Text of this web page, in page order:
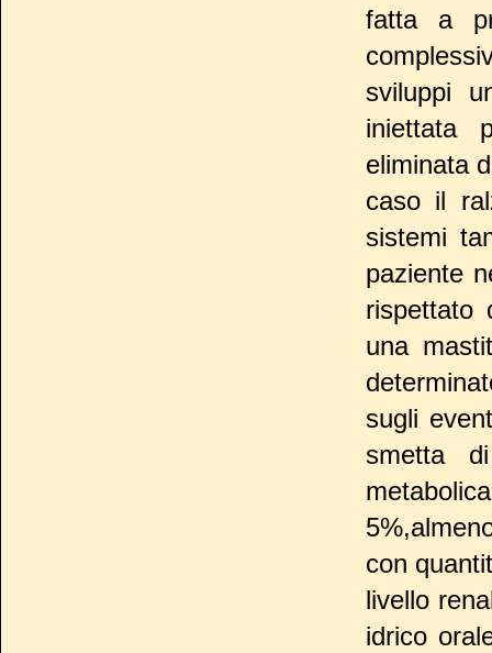
fatta a
sviluppi
iniettata
eliminata
caso il
sistemi
paziente
rispettato
una
sugli
smetta
con
livello
idrico